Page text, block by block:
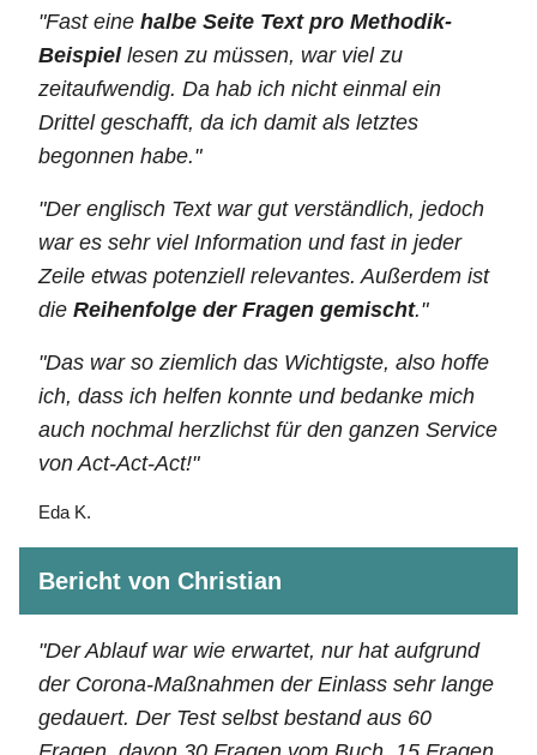
"Fast eine halbe Seite Text pro Methodik-
Beispiellesen zu müssen, war viel zu
zeitaufwendig. Da hab ich nicht einmal ein
Drittel geschafft, da ich damit als letztes
begonnen habe."
"Der englisch Text war gut verständlich, jedoch
war es sehr viel Information und fast in jeder
Zeile etwas potenziell relevantes. Außerdem ist
die Reihenfolge der Fragen gemischt."
"Das war so ziemlich das Wichtigste, also hoffe
ich, dass ich helfen konnte und bedanke mich
auch nochmal herzlichst für den ganzen Service
von Act-Act-Act!"
Eda K.
Bericht von Christian
"Der Ablauf war wie erwartet, nur hat aufgrund
der Corona-Maßnahmen der Einlass sehr lange
gedauert. Der Test selbst bestand aus 60